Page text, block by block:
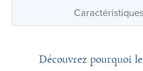
Découvrez pourquoi